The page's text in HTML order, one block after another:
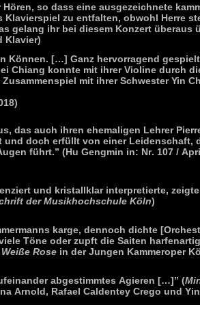
so dass eine ausgezeichnete
zu entfalten, obwohl Herre
gelang ihr bei diesem Konzert überaus
Klavier)
Können. […] Ganz hervorragend
Chiang konnte mit ihrer Violine durch
mit ihrer Schwester Yin
das auch ihren ehemaligen Lehrer
doch erfüllt von einer Leidenschaft,
führt.” (Hu Gengmin in: Nr. 107 /
und kristallklar interpretierte,
der Musikhochschule Köln)
karge, dennoch dichte
Töne oder zupft die Saiten
Weiße Rose in der Jungen Kammeroper
abgestimmtes Agieren […]” (
Arnold, Rafael Caldentey Crego und